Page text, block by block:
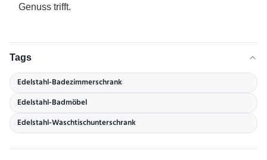
Genuss trifft.
Tags
Edelstahl-Badezimmerschrank
Edelstahl-Badmöbel
Edelstahl-Waschtischunterschrank